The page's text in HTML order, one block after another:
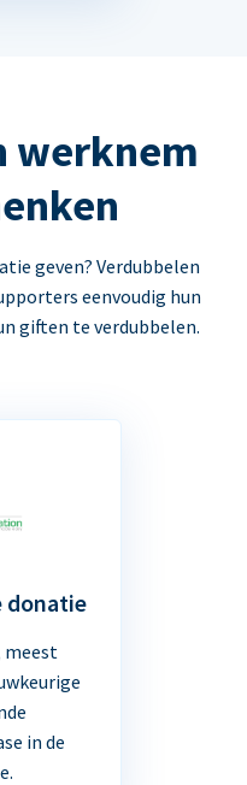
werknem
geven? Verdubbelen
eenvoudig hun
giften te verdubbelen.
donatie
meest
in de